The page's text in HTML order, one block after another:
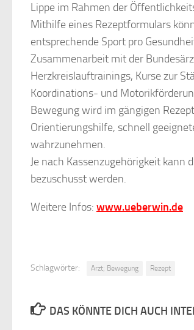
Lippe im Rahmen der
Mithilfe eines Rezeptformulars
entsprechende Sport pro
Zusammenarbeit mit der
Herzkreislauftrainings, Kurse zur
Koordinations- und
Bewegung wird im gängigen
Orientierungshilfe, schnell
wahrzunehmen.
Je nach Kassenzugehörigkeit
bezuschusst werden.
Weitere Infos: www.ueberwin.de
Schlagwörter: Arzt; Bewegung Rezept
DAS KÖNNTE DICH AUCH